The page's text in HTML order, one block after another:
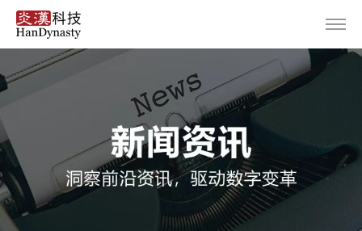
首页
服务范围
设计案例
关于炎汉
新闻资讯